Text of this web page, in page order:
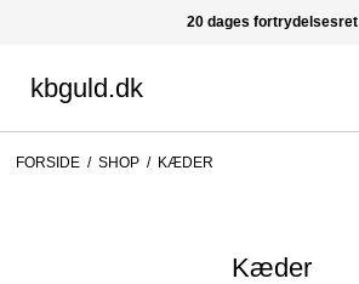
20 dages fortrydelsesret
kbguld.dk
FORSIDE / SHOP / KÆDER
Kæder